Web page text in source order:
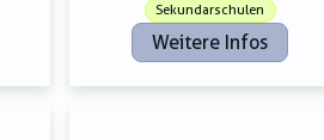
Sekundarschulen
Weitere Infos